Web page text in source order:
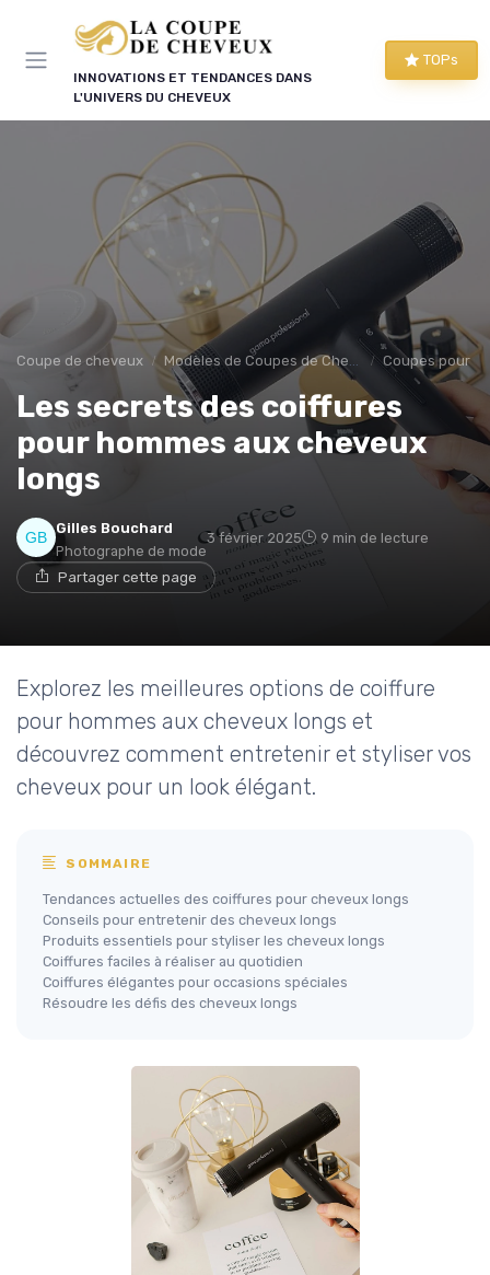
INNOVATIONS ET TENDANCES DANS
L'UNIVERS DU CHEVEUX
TOPs
Coupe de cheveux Modèles de Coupes de Cheveux Coupes pour
Les secrets des coiffures
pour hommes aux cheveux
longs
Gilles Bouchard
Photographe de mode
3 février 2025 9 min de lecture
Partager cette page
Explorez les meilleures options de coiffure
pour hommes aux cheveux longs et
découvrez comment entretenir et styliser vos
cheveux pour un look élégant.
SOMMAIRE
Tendances actuelles des coiffures pour cheveux longs
Conseils pour entretenir des cheveux longs
Produits essentiels pour styliser les cheveux longs
Coiffures faciles à réaliser au quotidien
Coiffures élégantes pour occasions spéciales
Résoudre les défis des cheveux longs